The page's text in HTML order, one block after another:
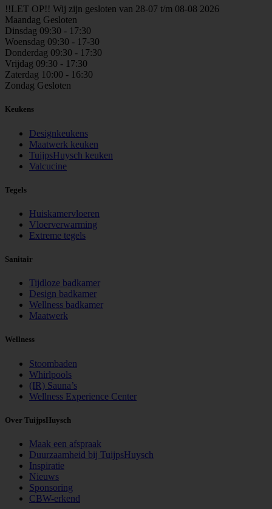
!!LET OP!! Wij zijn gesloten van 28-07 t/m 08-08 2026
Maandag Gesloten
Dinsdag 09:30 - 17:30
Woensdag 09:30 - 17-30
Donderdag 09:30 - 17:30
Vrijdag 09:30 - 17:30
Zaterdag 10:00 - 16:30
Zondag Gesloten
Keukens
Designkeukens
Maatwerk keuken
TuijpsHuysch keuken
Valcucine
Tegels
Huiskamervloeren
Vloerverwarming
Extreme tegels
Sanitair
Tijdloze badkamer
Design badkamer
Wellness badkamer
Maatwerk
Wellness
Stoombaden
Whirlpools
(IR) Sauna’s
Wellness Experience Center
Over TuijpsHuysch
Maak een afspraak
Duurzaamheid bij TuijpsHuysch
Inspiratie
Nieuws
Sponsoring
CBW-erkend